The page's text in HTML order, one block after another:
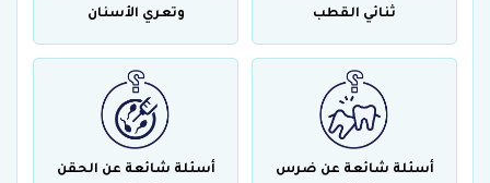
ثنائي القطب
وتعري الأسنان
أسئلة شائعة عن ضرس
أسئلة شائعة عن الحقن